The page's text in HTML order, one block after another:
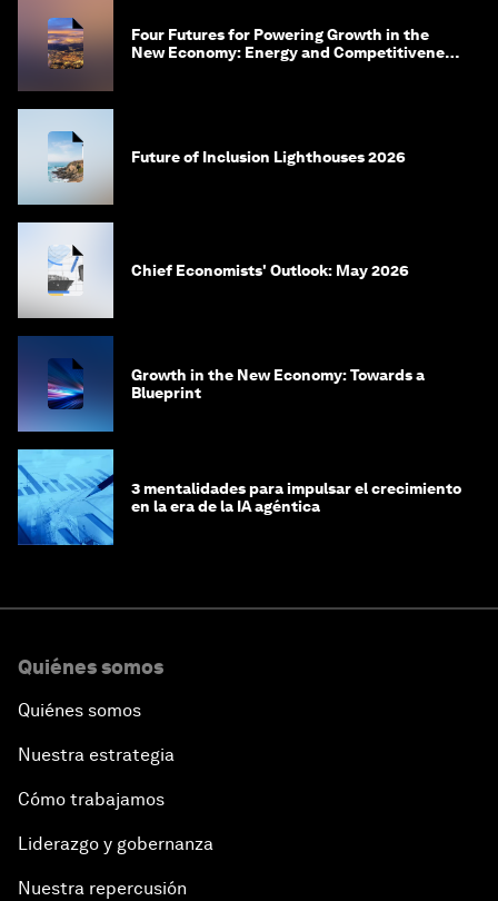
Four Futures for Powering Growth in the
New Economy: Energy and Competitiveness
Future of Inclusion Lighthouses 2026
Chief Economists' Outlook: May 2026
Growth in the New Economy: Towards a
Blueprint
3 mentalidades para impulsar el crecimiento
en la era de la IA agéntica
Quiénes somos
Quiénes somos
Nuestra estrategia
Cómo trabajamos
Liderazgo y gobernanza
Nuestra repercusión